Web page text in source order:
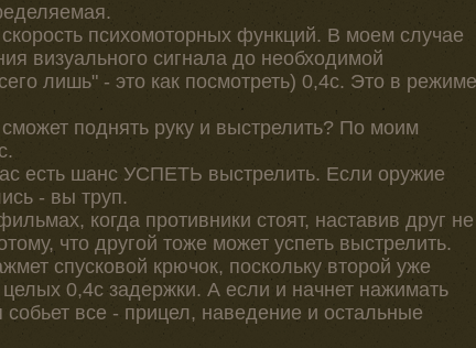
психомоторных функций. В моем случае
визуального сигнала до необходимой
лишь" - это как посмотреть) 0,4с. Это в режиме
поднять руку и выстрелить? По моим
есть шанс УСПЕТЬ выстрелить. Если оружие
- вы труп.
когда противники стоят, наставив друг не
что другой тоже может успеть выстрелить.
спусковой крючок, поскольку второй уже
целых 0,4с задержки. А если и начнет нажимать
все - прицел, наведение и остальные